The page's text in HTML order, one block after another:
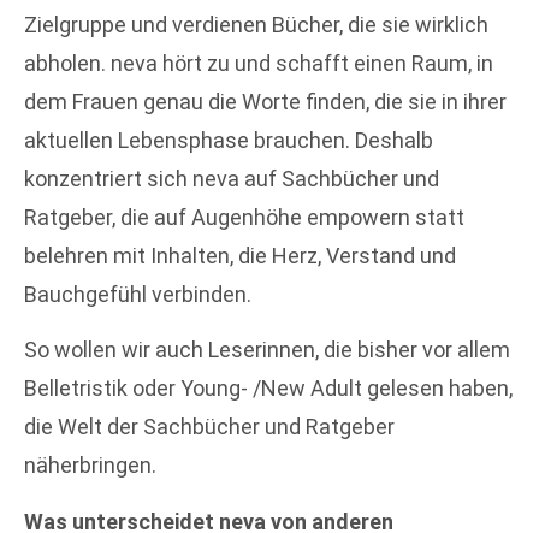
Zielgruppe und verdienen Bücher, die sie wirklich
abholen. neva hört zu und schafft einen Raum, in
dem Frauen genau die Worte finden, die sie in ihrer
aktuellen Lebensphase brauchen. Deshalb
konzentriert sich neva auf Sachbücher und
Ratgeber, die auf Augenhöhe empowern statt
belehren mit Inhalten, die Herz, Verstand und
Bauchgefühl verbinden.
So wollen wir auch Leserinnen, die bisher vor allem
Belletristik oder Young- /New Adult gelesen haben,
die Welt der Sachbücher und Ratgeber
näherbringen.
Was unterscheidet neva von anderen